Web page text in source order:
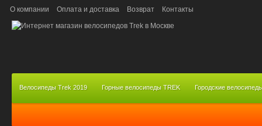
О компании Оплата и доставка Возврат Контакты
Велосипеды Trek 2019 Горные велосипеды TREK Городские